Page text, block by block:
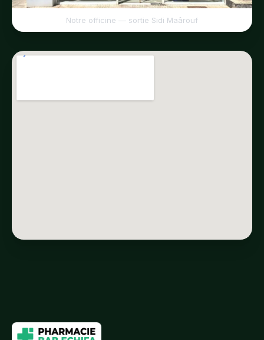
Notre officine — sortie Sidi Maârouf